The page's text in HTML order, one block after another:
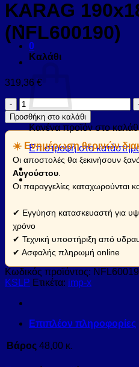
0
Καλάθι
Κανένα προϊόν στο
Επιστροφή στο
KARAG
(NFL600190)
319,36 €
Καμπίνα
από
τοίχο
τοίχο
με
διάφανο
κρύσταλλο
NEW
600
Cromo
KARAG
190x180cm
(NFL600190)
ποσότητα
Προσθήκη στο καλάθι
☀️ Ενημέρωση θερινών
Οι αποστολές θα ξεκινήσουν
Αυγούστου
Οι παραγγελίες καταχωρούνται
✔ Εγγύηση κατασκευαστή για
χρόνο
✔ Τεχνική υποστήριξη από
✔ Ασφαλής πληρωμή online
Κωδικός προϊόντος:
KSLP Ετικέτα: imp-x
Επιπλέον πληροφορίες
Βάρος 48,00 κ.